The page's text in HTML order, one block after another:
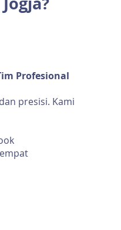
Profesional
presisi. Kami